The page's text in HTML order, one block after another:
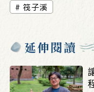
筏子溪
延伸閱讀